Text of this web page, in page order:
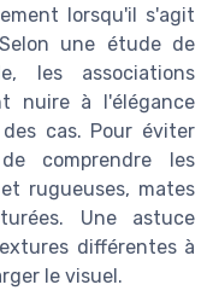
lorsqu'il s'agit
une étude de
les associations
nuire à l'élégance
cas. Pour éviter
comprendre les
rugueuses, mates
Une astuce
différentes à
le visuel.